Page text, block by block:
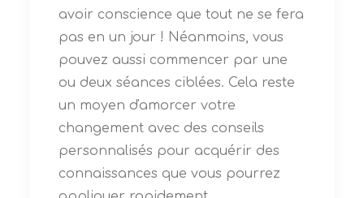
avoir conscience que tout ne se fera
pas en un jour ! Néanmoins, vous
pouvez aussi commencer par une
ou deux séances ciblées. Cela reste
un moyen d'amorcer votre
changement avec des conseils
personnalisés pour acquérir des
connaissances que vous pourrez